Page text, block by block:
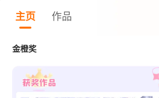
主页 作品
金橙奖